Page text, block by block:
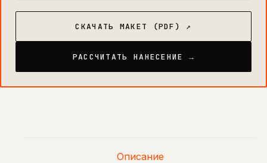
СКАЧАТЬ МАКЕТ (PDF) ↗
РАССЧИТАТЬ НАНЕСЕНИЕ →
Описание